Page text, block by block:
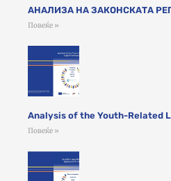
АНАЛИЗА НА ЗАКОНСКАТА
Повеќе »
Analysis of the Youth-Related
Повеќе »